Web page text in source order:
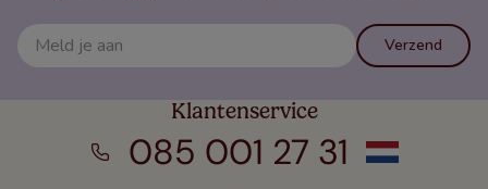
Verzend
Klantenservice
085 001 27 31